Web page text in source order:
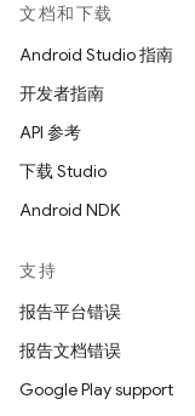
文档和下载
Android Studio 指南
开发者指南
API 参考
下载 Studio
Android NDK
支持
报告平台错误
报告文档错误
Google Play support